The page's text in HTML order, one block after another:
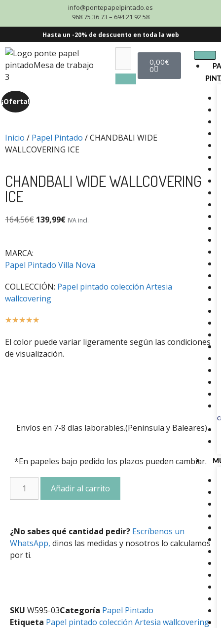
info@pontepapelpintado.es
968 75 36 73 – 694 21 92 58
Hasta un -20% de descuento en toda la web
0,00€
0
¡Oferta!
Inicio / Papel Pintado / CHANDBALI WIDE
WALLCOVERING ICE
CHANDBALI WIDE WALLCOVERING
ICE
164,56€ 139,99€ IVA incl.
MARCA:
Papel Pintado Villa Nova
COLLECCIÓN: Papel pintado colección Artesia
wallcovering
☆☆☆☆☆
El color puede variar ligeramente según las condiciones
de visualización.
Envíos en 7-8 días laborables.(Peninsula y Baleares)
*En papeles bajo pedido los plazos pueden cambiar.
Añadir al carrito
¿No sabes qué cantidad pedir? Escríbenos un
WhatsApp, dinos las medidas y nosotros lo calculamos
por ti.
SKU W595-03Categoría Papel Pintado
Etiqueta Papel pintado colección Artesia wallcovering